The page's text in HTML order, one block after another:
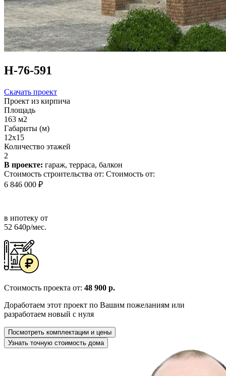
Н-76-591
Скачать проект
Проект из кирпича
Площадь
163 м2
Габариты (м)
12х15
Количество этажей
2
В проекте: гараж, терраса, балкон
Стоимость строительства от: Стоимость от:
6 846 000 ₽
в ипотеку от
52 640р/мес.
Стоимость проекта от: 48 900 р.
Доработаем этот проект по Вашим пожеланиям или
разработаем новый с нуля
Посмотреть комплектации и цены
Узнать точную стоимость дома